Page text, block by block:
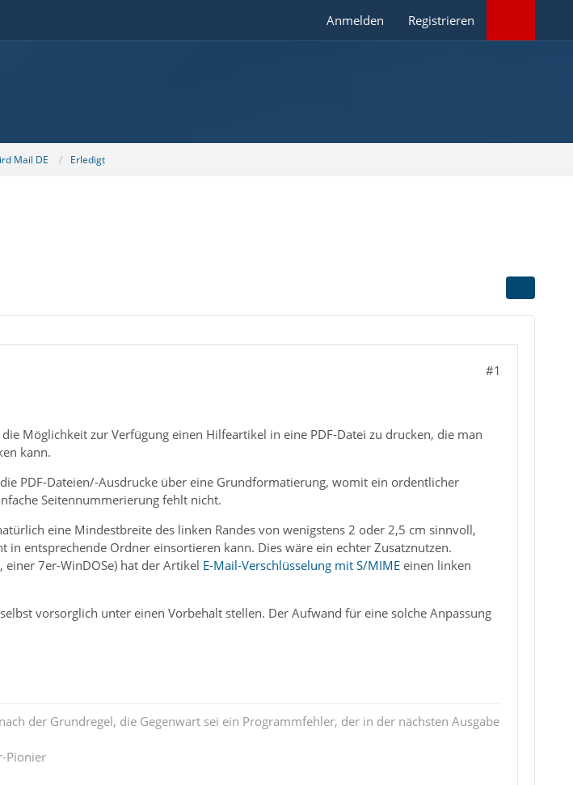
Anmelden Registrieren
Mail DE Erledigt
#1
Möglichkeit zur Verfügung einen Hilfeartikel in eine PDF-Datei zu drucken, die man
kann.
PDF-Dateien/-Ausdrucke über eine Grundformatierung, womit ein ordentlicher
Seitennummerierung fehlt nicht.
eine Mindestbreite des linken Randes von wenigstens 2 oder 2,5 cm sinnvoll,
entsprechende Ordner einsortieren kann. Dies wäre ein echter Zusatznutzen.
7er-WinDOSe) hat der Artikel E-Mail-Verschlüsselung mit S/MIMEeinen linken
vorsorglich unter einen Vorbehalt stellen. Der Aufwand für eine solche Anpassung
der Grundregel, die Gegenwart sei ein Programmfehler, der in der nächsten Ausgabe
Pionier